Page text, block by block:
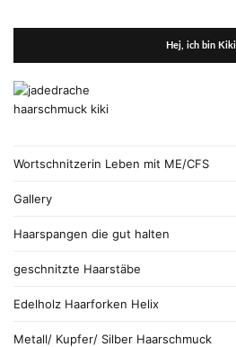
Hej, ich bin Kiki
Wortschnitzerin Leben mit ME/CFS
Gallery
Haarspangen die gut halten
geschnitzte Haarstäbe
Edelholz Haarforken Helix
Metall/ Kupfer/ Silber Haarschmuck